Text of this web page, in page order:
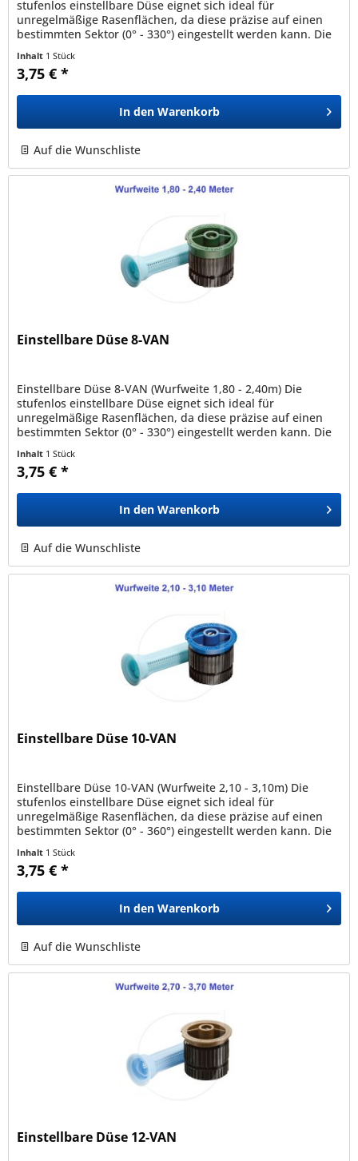
stufenlos einstellbare Düse eignet sich ideal für
unregelmäßige Rasenflächen, da diese präzise auf einen
bestimmten Sektor (0° - 330°) eingestellt werden kann. Die
Inhalt 1 Stück
3,75 € *
In den Warenkorb
Auf die Wunschliste
Einstellbare Düse 8-VAN
Einstellbare Düse 8-VAN (Wurfweite 1,80 - 2,40m) Die
stufenlos einstellbare Düse eignet sich ideal für
unregelmäßige Rasenflächen, da diese präzise auf einen
bestimmten Sektor (0° - 330°) eingestellt werden kann. Die
Inhalt 1 Stück
3,75 € *
In den Warenkorb
Auf die Wunschliste
Einstellbare Düse 10-VAN
Einstellbare Düse 10-VAN (Wurfweite 2,10 - 3,10m) Die
stufenlos einstellbare Düse eignet sich ideal für
unregelmäßige Rasenflächen, da diese präzise auf einen
bestimmten Sektor (0° - 360°) eingestellt werden kann. Die
Inhalt 1 Stück
3,75 € *
In den Warenkorb
Auf die Wunschliste
Einstellbare Düse 12-VAN